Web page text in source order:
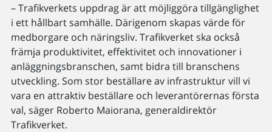
– Trafikverkets uppdrag är att möjliggöra tillgänglighet
i ett hållbart samhälle. Därigenom skapas värde för
medborgare och näringsliv. Trafikverket ska också
främja produktivitet, effektivitet och innovationer i
anläggningsbranschen, samt bidra till branschens
utveckling. Som stor beställare av infrastruktur vill vi
vara en attraktiv beställare och leverantörernas första
val, säger Roberto Maiorana, generaldirektör
Trafikverket.